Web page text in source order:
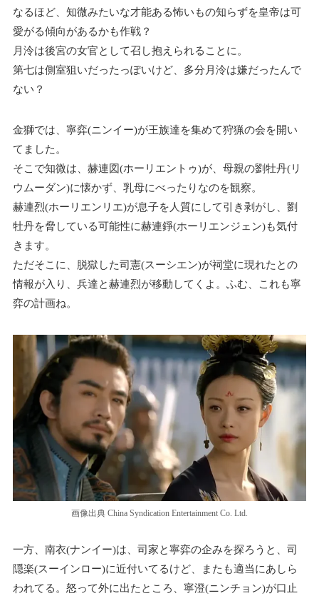
なるほど、知微みたいな才能ある怖いもの知らずを皇帝は可
愛がる傾向があるかも作戦？
月泠は後宮の女官として召し抱えられることに。
第七は側室狙いだったっぽいけど、多分月泠は嫌だったんで
ない？
金獅では、寧弈(ニンイー)が王族達を集めて狩猟の会を開い
てました。
そこで知微は、赫連図(ホーリエントゥ)が、母親の劉牡丹(リ
ウムーダン)に懐かず、乳母にべったりなのを観察。
赫連烈(ホーリエンリエ)が息子を人質にして引き剥がし、劉
牡丹を脅している可能性に赫連錚(ホーリエンジェン)も気付
きます。
ただそこに、脱獄した司憲(スーシエン)が祠堂に現れたとの
情報が入り、兵達と赫連烈が移動してくよ。ふむ、これも寧
弈の計画ね。
画像出典 China Syndication Entertainment Co. Ltd.
一方、南衣(ナンイー)は、司家と寧弈の企みを探ろうと、司
隠楽(スーインロー)に近付いてるけど、またも適当にあしら
われてる。怒って外に出たところ、寧澄(ニンチョン)が口止